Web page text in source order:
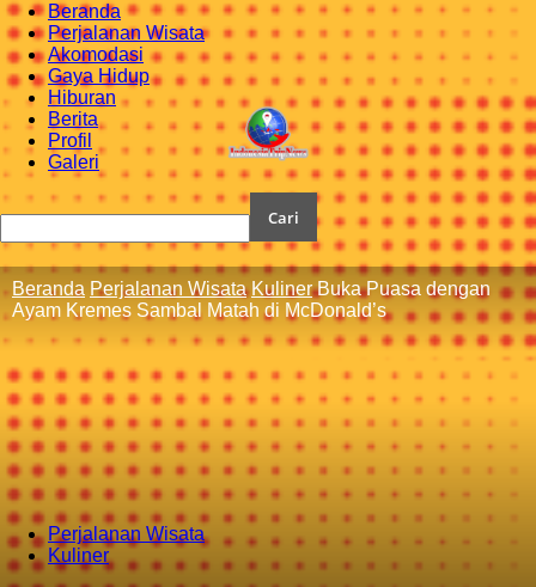
Beranda
Perjalanan Wisata
Akomodasi
Gaya Hidup
Hiburan
Berita
Profil
Galeri
Beranda Perjalanan Wisata Kuliner Buka Puasa dengan
Ayam Kremes Sambal Matah di McDonald’s
Perjalanan Wisata
Kuliner